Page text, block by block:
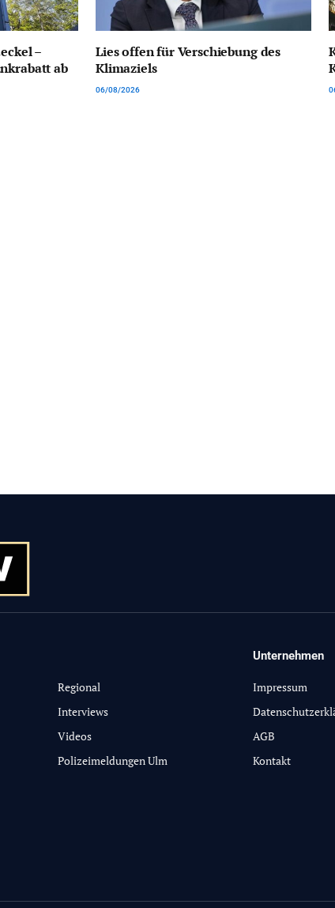
–
ab
Lies offen für Verschiebung des
Klimaziels
06/08/2026
Regional
Interviews
Videos
Polizeimeldungen Ulm
Unternehmen
Impressum
AGB
Kontakt